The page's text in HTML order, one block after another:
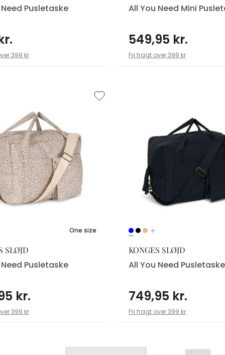
Pusletaske
399 kr
All You Need Mini
549,95 kr.
Fri fragt over 399 kr
One size
SLØJD
Pusletaske
kr.
399 kr
KONGES SLØJD
All You Need Pusletaske
749,95 kr.
Fri fragt over 399 kr